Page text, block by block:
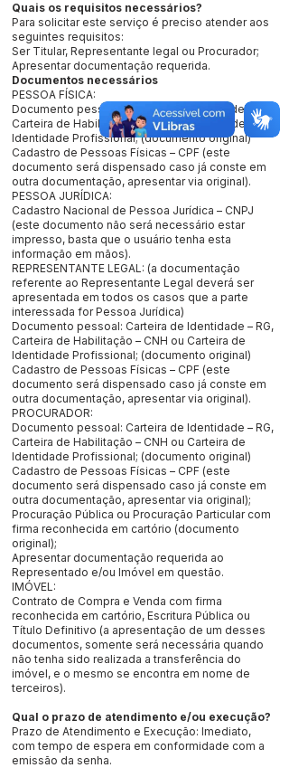
Quais os requisitos necessários?
Para solicitar este serviço é preciso atender aos
seguintes requisitos:
Ser Titular, Representante legal ou Procurador;
Apresentar documentação requerida.
Documentos necessários
PESSOA FÍSICA:
Documento pessoal: Carteira de Identidade – RG,
Carteira de Habilitação – CNH ou Carteira de
Identidade Profissional; (documento original)
Cadastro de Pessoas Físicas – CPF (este
documento será dispensado caso já conste em
outra documentação, apresentar via original).
PESSOA JURÍDICA:
Cadastro Nacional de Pessoa Jurídica – CNPJ
(este documento não será necessário estar
impresso, basta que o usuário tenha esta
informação em mãos).
REPRESENTANTE LEGAL: (a documentação
referente ao Representante Legal deverá ser
apresentada em todos os casos que a parte
interessada for Pessoa Jurídica)
Documento pessoal: Carteira de Identidade – RG,
Carteira de Habilitação – CNH ou Carteira de
Identidade Profissional; (documento original)
Cadastro de Pessoas Físicas – CPF (este
documento será dispensado caso já conste em
outra documentação, apresentar via original).
PROCURADOR:
Documento pessoal: Carteira de Identidade – RG,
Carteira de Habilitação – CNH ou Carteira de
Identidade Profissional; (documento original)
Cadastro de Pessoas Físicas – CPF (este
documento será dispensado caso já conste em
outra documentação, apresentar via original);
Procuração Pública ou Procuração Particular com
firma reconhecida em cartório (documento
original);
Apresentar documentação requerida ao
Representado e/ou Imóvel em questão.
IMÓVEL:
Contrato de Compra e Venda com firma
reconhecida em cartório, Escritura Pública ou
Título Definitivo (a apresentação de um desses
documentos, somente será necessária quando
não tenha sido realizada a transferência do
imóvel, e o mesmo se encontra em nome de
terceiros).
Qual o prazo de atendimento e/ou execução?
Prazo de Atendimento e Execução: Imediato,
com tempo de espera em conformidade com a
emissão da senha.